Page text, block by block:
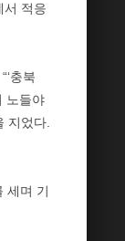
서 적응
충북
노들야
지었다.
세며 기